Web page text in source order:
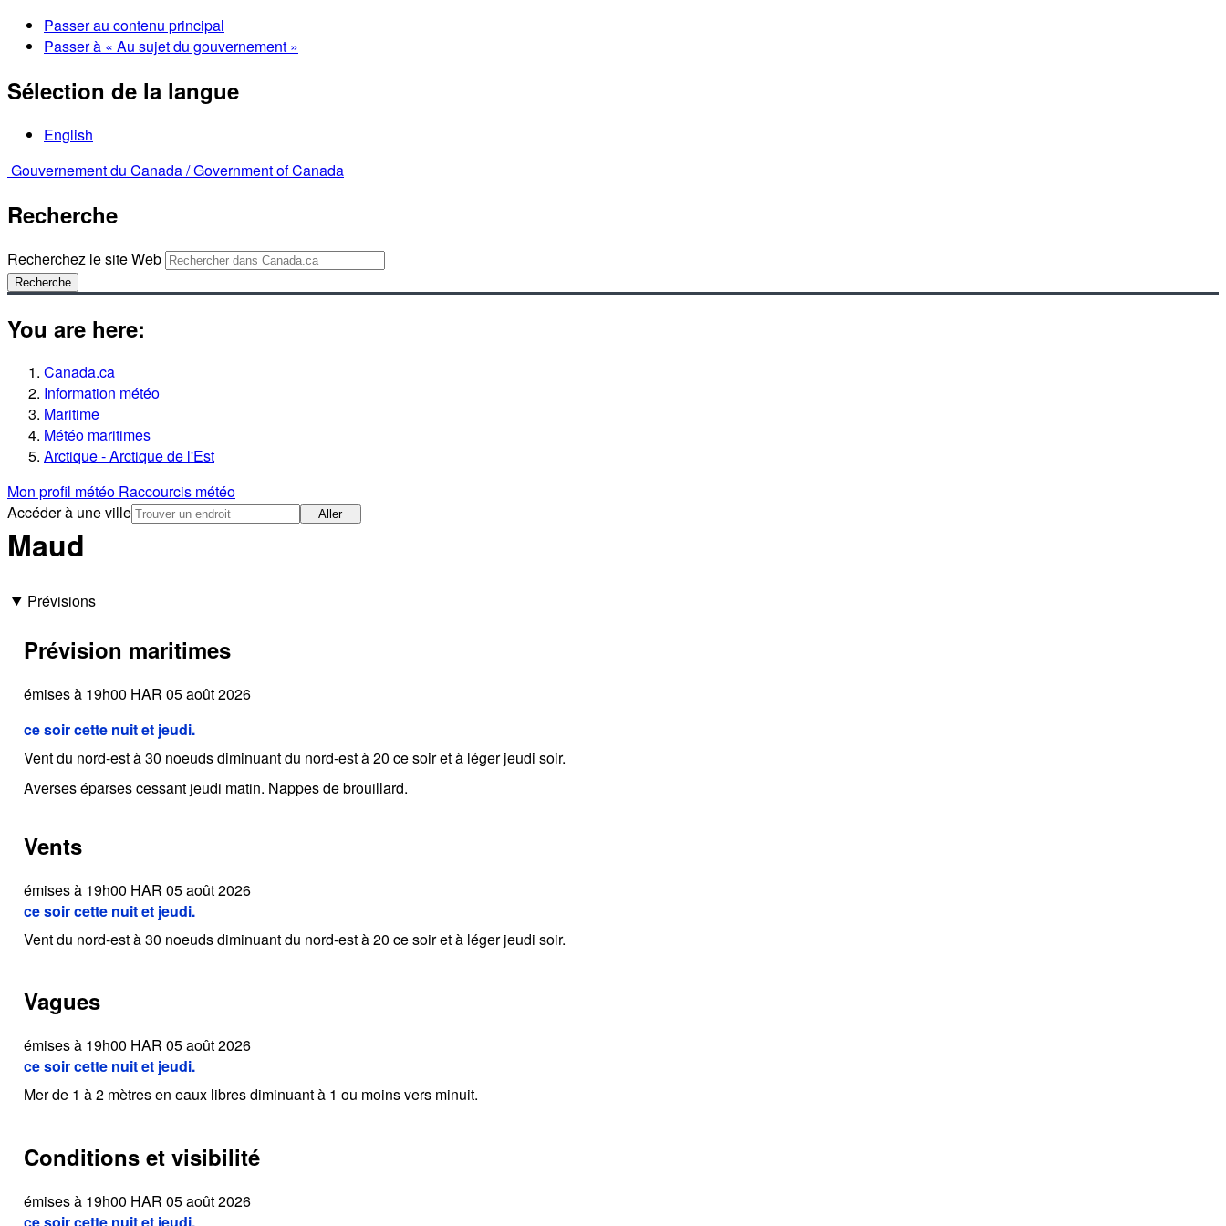
Passer au contenu principal
Passer à « Au sujet du gouvernement »
Sélection de la langue
English
Gouvernement du Canada /Government of Canada
Recherche
Recherchez le site Web
Recherche
You are here:
Canada.ca
Information météo
Maritime
Météo maritimes
Arctique - Arctique de l'Est
Mon profil météo Raccourcis météo
Accéder à une ville
Aller
Maud
Prévisions
Prévision maritimes
émises à 19h00 HAR 05 août 2026
ce soir cette nuit et jeudi.
Vent du nord-est à 30 noeuds diminuant du nord-est à 20 ce soir et à léger jeudi soir.
Averses éparses cessant jeudi matin. Nappes de brouillard.
Vents
émises à 19h00 HAR 05 août 2026
ce soir cette nuit et jeudi.
Vent du nord-est à 30 noeuds diminuant du nord-est à 20 ce soir et à léger jeudi soir.
Vagues
émises à 19h00 HAR 05 août 2026
ce soir cette nuit et jeudi.
Mer de 1 à 2 mètres en eaux libres diminuant à 1 ou moins vers minuit.
Conditions et visibilité
émises à 19h00 HAR 05 août 2026